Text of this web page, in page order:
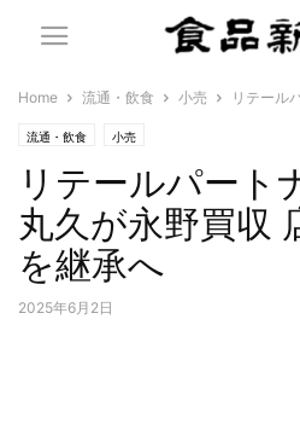
Home 流通・飲食 小売 リテール
流通・飲食 小売
リテールパート
丸久が永野買収
を継承へ
2025年6月2日